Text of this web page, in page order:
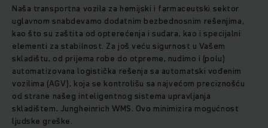
Naša transportna vozila za hemijski i farmaceutski sektor
uglavnom snabdevamo dodatnim bezbednosnim rešenjima,
kao što su zaštita od opterećenja i sudara, kao i specijalni
elementi za stabilnost. Za još veću sigurnost u Vašem
skladištu, od prijema robe do otpreme, nudimo i (polu)
automatizovana logistička rešenja sa automatski vođenim
vozilima (AGV), koja se kontrolišu sa najvećom preciznošću
od strane našeg inteligentnog sistema upravljanja
skladištem, Jungheinrich WMS. Ovo minimizira mogućnost
ljudske greške.